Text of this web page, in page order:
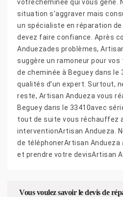
votrecheminée qui vous gêne.
situation s’aggraver mais
un spécialiste en réparation
devez faire confiance. Après
Anduezades problèmes,
suggère un ramoneur pour
de cheminée à Beguey dans
qualités d’un expert. Surtout,
reste, Artisan Andueza vous
Beguey dans le 33410avec
tout de suite vous réchauffez
interventionArtisan Andueza.
de téléphonerArtisan Andueza
et prendre votre devisArtisan
Vous voulez savoir le devis de